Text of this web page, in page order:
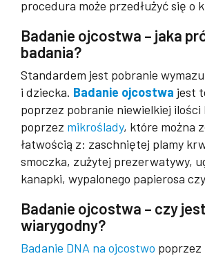
procedura może przedłużyć się o
Badanie ojcostwa – jaka
badania?
Standardem jest pobranie
i dziecka. Badanie ojcostwa jest
poprzez pobranie niewielkiej
poprzez mikroślady, które można
łatwością z: zaschniętej plamy
smoczka, zużytej prezerwatywy,
kanapki, wypalonego papierosa
Badanie ojcostwa – czy jest
wiarygodny?
Badanie DNA na ojcostwo poprzez